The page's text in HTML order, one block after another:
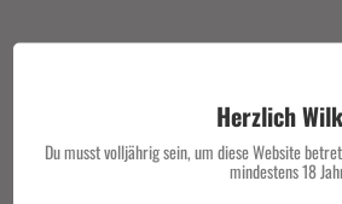
Herzlich
Du musst volljährig sein, um diese Website
mindestens 18